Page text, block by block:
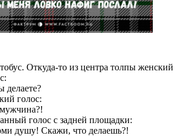
Откуда-то из центра толпы женский
голос:
голос с задней площадки:
душу! Скажи, что делаешь?!